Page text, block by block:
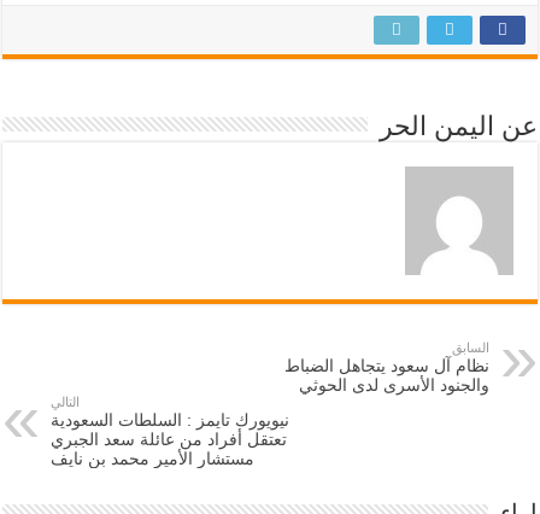
عن اليمن الحر
السابق
نظام آل سعود يتجاهل الضباط
والجنود الأسرى لدى الحوثي
التالي
نيويورك تايمز : السلطات السعودية
تعتقل أفراد من عائلة سعد الجبري
مستشار الأمير محمد بن نايف